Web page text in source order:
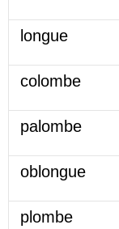
longue
colombe
palombe
oblongue
plombe